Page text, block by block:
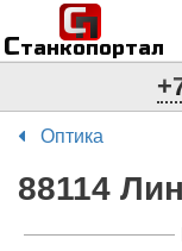
Станкопортал
п
С
Оптика
88114